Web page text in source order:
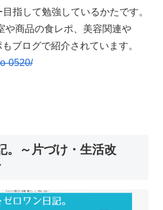
指して勉強しているかたです。
や商品の食レポ、美容関連や
ブログで紹介されています。
0520/
。～片づけ・生活改